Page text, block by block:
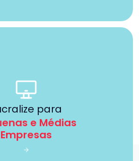
para
e Médias
Empresas